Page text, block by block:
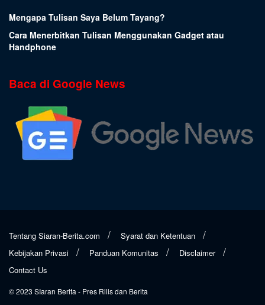
Mengapa Tulisan Saya Belum Tayang?
Cara Menerbitkan Tulisan Menggunakan Gadget atau
Handphone
Baca di Google News
Tentang Siaran-Berita.com
Syarat dan Ketentuan
Kebijakan Privasi
Panduan Komunitas
Disclaimer
Contact Us
© 2023 SIaran Berita - Pres Rilis dan Berita